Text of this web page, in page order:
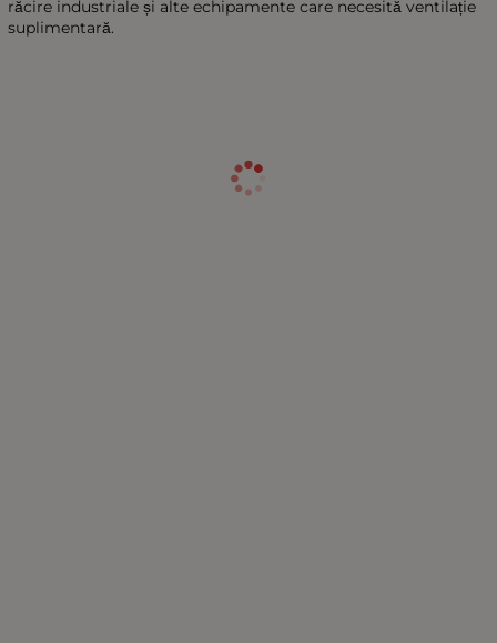
răcire industriale și alte echipamente care necesită ventilație
suplimentară.